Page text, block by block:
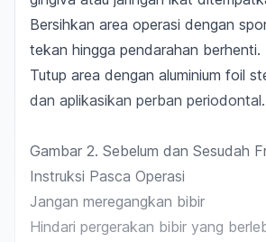
Bersihkan area operasi dengan
tekan hingga pendarahan berhenti.
Tutup area dengan aluminium foil
dan aplikasikan perban periodontal.
Gambar 2. Sebelum dan Sesudah
Instruksi Pasca Operasi
Jangan meregangkan bibir
Hindari pergerakan bibir yang